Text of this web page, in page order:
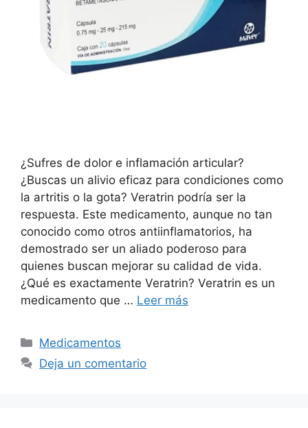
¿Sufres de dolor e inflamación articular?
¿Buscas un alivio eficaz para condiciones como
la artritis o la gota? Veratrin podría ser la
respuesta. Este medicamento, aunque no tan
conocido como otros antiinflamatorios, ha
demostrado ser un aliado poderoso para
quienes buscan mejorar su calidad de vida.
¿Qué es exactamente Veratrin? Veratrin es un
medicamento que … Leer más
Categorías
Medicamentos
Deja un comentario